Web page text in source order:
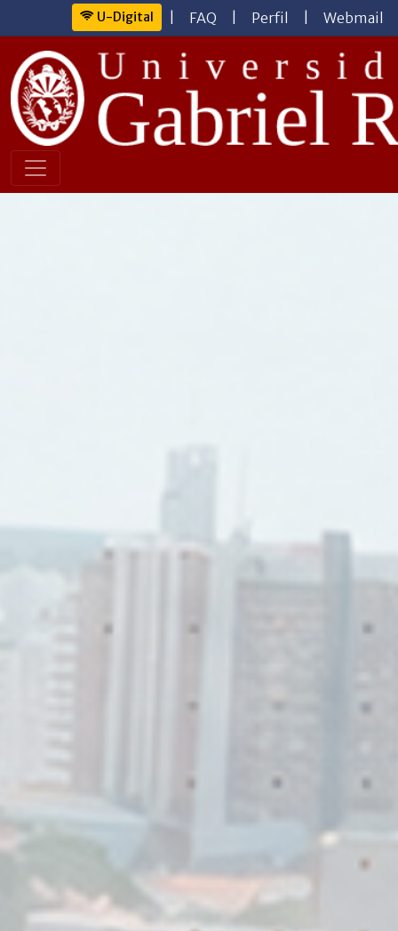
U-Digital FAQ Perfil Webmail